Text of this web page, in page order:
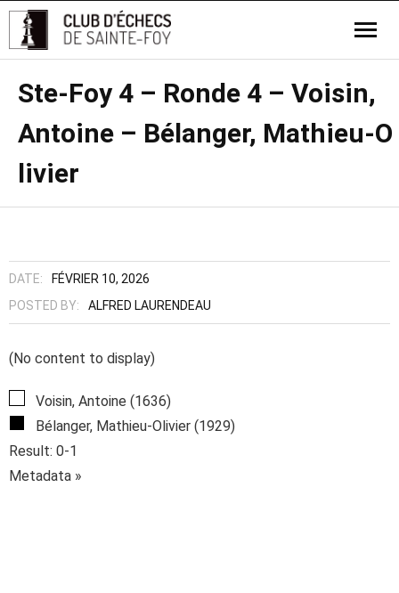
Ste-Foy 4 – Ronde 4 – Voisin,
Antoine – Bélanger, Mathieu-O
livier
DATE:
FÉVRIER 10, 2026
POSTED BY:
ALFRED LAURENDEAU
(No content to display)
Voisin, Antoine (1636)
Bélanger, Mathieu-Olivier (1929)
Result: 0-1
Metadata »